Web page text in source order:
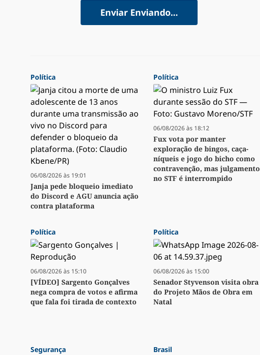
Enviar Enviando...
Política
06/08/2026 às 19:01
Janja pede bloqueio imediato
do Discord e AGU anuncia ação
contra plataforma
Política
06/08/2026 às 18:12
Fux vota por manter
exploração de bingos, caça-
níqueis e jogo do bicho como
contravenção, mas julgamento
no STF é interrompido
Política
06/08/2026 às 15:10
[VÍDEO] Sargento Gonçalves
nega compra de votos e afirma
que fala foi tirada de contexto
Política
06/08/2026 às 15:00
Senador Styvenson visita obra
do Projeto Mãos de Obra em
Natal
Segurança Brasil